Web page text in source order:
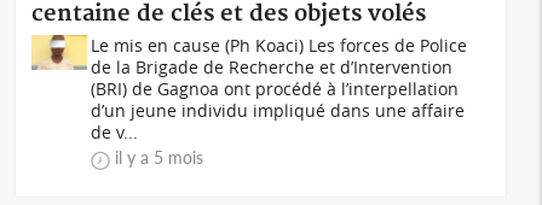
centaine de clés et des objets volés
Le mis en cause (Ph Koaci) Les forces de Police
de la Brigade de Recherche et d’Intervention
(BRI) de Gagnoa ont procédé à l’interpellation
d’un jeune individu impliqué dans une affaire
de v...
il y a 5 mois